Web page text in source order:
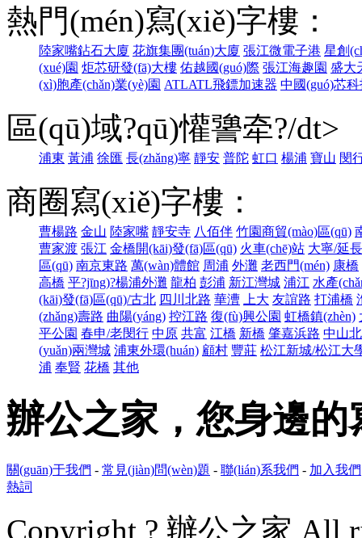
熱門(mén)寫(xiě)字樓：
陸家嘴鉆石大廈 花旗集團(tuán)大廈 張江微電子港 星創
(xué)園 炬芯研發(fā)大樓 佑越國(guó)際 張江海趣園 盛大
(xì)胞產(chǎn)業(yè)園 ATLATL飛鏢加速器 中國(guó)芯
區(qū)域?qū)懽謽牵?/dt>
浦東 黃浦 徐匯 長(zhǎng)寧 靜安 普陀 虹口 楊浦 寶山 閔
商圈寫(xiě)字樓：
曹楊路 金山 陸家嘴 靜安寺 八佰伴 竹園商貿(mào)區(qū)
曹家渡 張江 金橋開(kāi)發(fā)區(qū) 火車(chē)站 大寧/延
區(qū) 南京東路 萬(wàn)體館 周浦 外灘 老西門(mén) 康橋
高橋 平?jīng)?楊浦外灘 龍柏 彭浦 新江灣城 浦江 水產
(kāi)發(fā)區(qū)/古北 四川北路 華漕 上大 友誼路 打浦橋
(zhǎng)壽路 曲陽(yáng) 控江路 復(fù)興公園 虹橋鎮(zhèn)
平公園 春申/老閔行 中原 共富 江橋 新橋 肇嘉浜路 中山
(yuǎn)兩灣城 浦東外環(huán) 顧村 豐莊 松江新城/松江大
浦 奉賢 花橋 其他
辦公之家，您身
關(guān)于我們 - 常見(jiàn)問(wèn)題 - 聯(lián)系我們 - 加入我們
熱詞
Copyright ? 辦公之家 All